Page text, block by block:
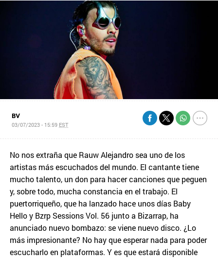
BV
03/07/2023 - 15:59 EST
No nos extraña que Rauw Alejandro sea uno de los
artistas más escuchados del mundo. El cantante tiene
mucho talento, un don para hacer canciones que peguen
y, sobre todo, mucha constancia en el trabajo. El
puertorriqueño, que ha lanzado hace unos días Baby
Hello y Bzrp Sessions Vol. 56 junto a Bizarrap, ha
anunciado nuevo bombazo: se viene nuevo disco. ¿Lo
más impresionante? No hay que esperar nada para poder
escucharlo en plataformas. Y es que estará disponible